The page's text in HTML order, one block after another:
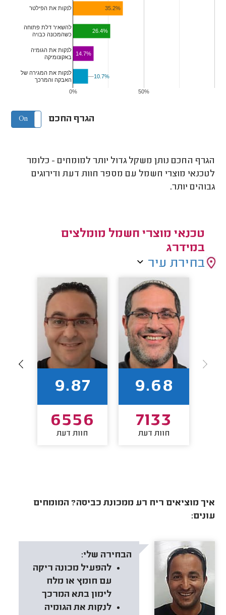
0% 50%
לנקות את הפילטר
להשאיר דלת פתוחה
כשהמכונה כבויה
לנקות את הגומיה
באקונומיקה
לנקות את המגירה של
האבקה והמרכך
35.2%
26.4%
14.7%
10.7%
10.7%
הגרף החכם On Off
הגרף החכם נותן משקל גדול יותר למומחים - כלומר
לטכנאי מוצרי חשמל עם מספר חוות דעת ודירוגים
גבוהים יותר.
טכנאי מוצרי חשמל מומלצים
במידרג
בחירת עיר
9.68
7133
חוות דעת
9.87
6556
חוות דעת
איך מוציאים ריח רע ממכונת כביסה? המומחים
עונים:
הבחירה שלי:
להפעיל מכונה ריקה
עם חומץ או מלח
לימון בתא המרכך
לנקות את הגומיה